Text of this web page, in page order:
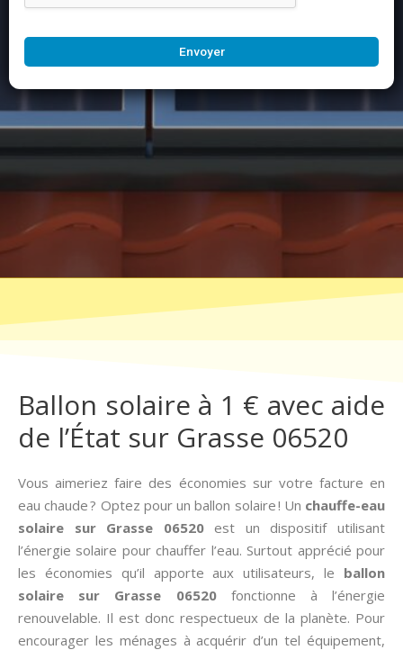
Envoyer
Ballon solaire à 1 € avec aide
de l’État sur Grasse 06520
Vous aimeriez faire des économies sur votre facture en
eau chaude ? Optez pour un ballon solaire ! Un chauffe-eau
solaire sur Grasse 06520est un dispositif utilisant
l’énergie solaire pour chauffer l’eau. Surtout apprécié pour
les économies qu’il apporte aux utilisateurs, le ballon
solaire sur Grasse 06520 fonctionne à l’énergie
renouvelable. Il est donc respectueux de la planète. Pour
encourager les ménages à acquérir d’un tel équipement,